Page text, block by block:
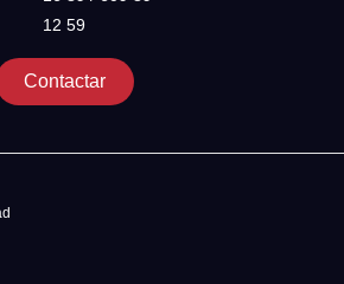
12 59
Contactar